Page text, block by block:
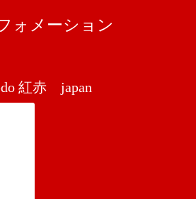
ォメーション
紅赤 japan